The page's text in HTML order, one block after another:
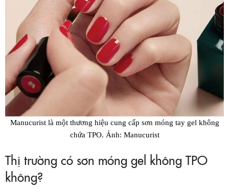
Manucurist là một thương hiệu cung cấp sơn móng tay gel không
chứa TPO. Ảnh: Manucurist
Thị trường có sơn móng gel không TPO
không?